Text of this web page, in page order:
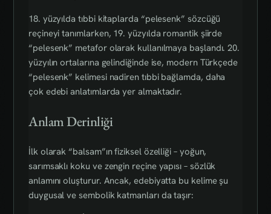
18. yüzyılda tıbbi kitaplarda “pelesenk” sözcüğü
reçineyi tanımlarken, 19. yüzyılda romantik şiirde
“pelesenk” metafor olarak kullanılmaya başlandı. 20.
yüzyılın ortalarına gelindiğinde ise, modern Türkçede
“pelesenk” kelimesi nadiren tıbbi bağlamda, daha
çok edebi anlatımlarda yer almaktadır.
Anlam Derinliği
İlk olarak “balsam”ın fiziksel özelliği – yoğun,
sarımsaklı koku ve zengin reçine yapısı – sözlük
anlamını oluşturur. Ancak, edebiyatta bu kelime şu
duygusal ve sembolik katmanları da taşır: